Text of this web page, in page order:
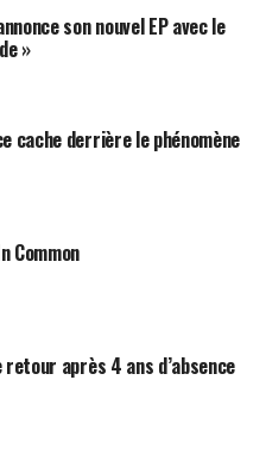
attend vos photos et vous
SONT DISPONIBLES
son nouvel EP avec le
»
cache derrière le phénomène
Common
retour après 4 ans d’absence